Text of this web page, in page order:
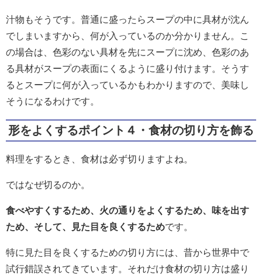
汁物もそうです。普通に盛ったらスープの中に具材が沈ん
でしまいますから、何が入っているのか分かりません。こ
の場合は、色彩のない具材を先にスープに沈め、色彩のあ
る具材がスープの表面にくるように盛り付けます。そうす
るとスープに何が入っているかもわかりますので、美味し
そうになるわけです。
形をよくするポイント４・食材の切り方を飾る
料理をするとき、食材は必ず切りますよね。
ではなぜ切るのか。
食べやすくするため、火の通りをよくするため、味を出す
ため、そして、見た目を良くするためです。
特に見た目を良くするための切り方には、昔から世界中で
試行錯誤されてきています。それだけ食材の切り方は盛り